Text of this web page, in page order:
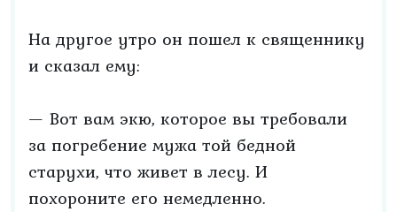
На другое утро он пошел к священнику
и сказал ему:
— Вот вам экю, которое вы требовали
за погребение мужа той бедной
старухи, что живет в лесу. И
похороните его немедленно.